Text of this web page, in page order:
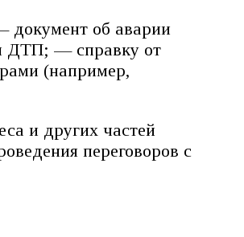
документ об аварии
ДТП; — справку от
(например,
и других частей
переговоров с